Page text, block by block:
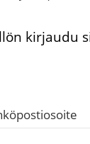
kirjaudu